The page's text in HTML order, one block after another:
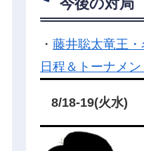
今後の対局
・ 藤井聡太竜王
日程＆トーナメン
8/18-19(火水)